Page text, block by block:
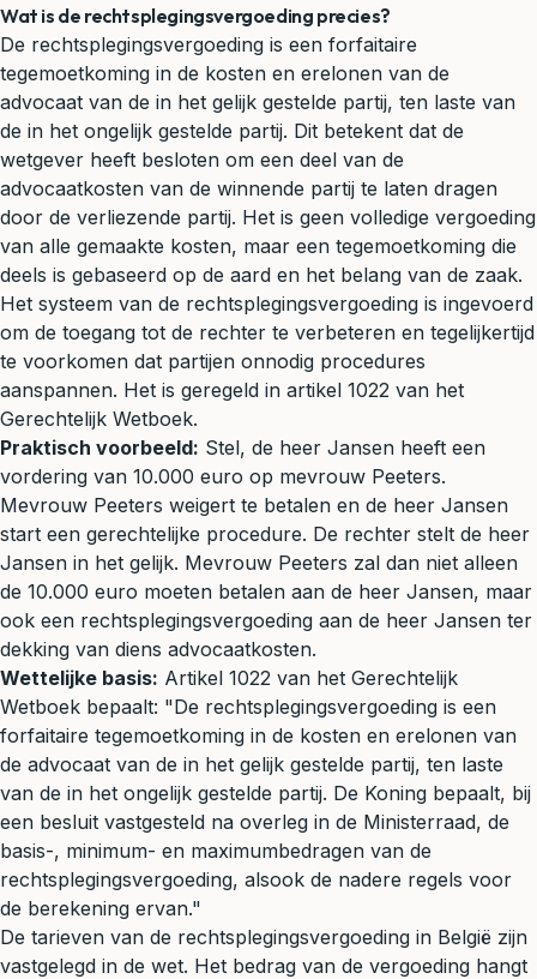
Wat is de rechtsplegingsvergoeding precies?
De rechtsplegingsvergoeding is een forfaitaire
tegemoetkoming in de kosten en erelonen van de
advocaat van de in het gelijk gestelde partij, ten laste van
de in het ongelijk gestelde partij. Dit betekent dat de
wetgever heeft besloten om een deel van de
advocaatkosten van de winnende partij te laten dragen
door de verliezende partij. Het is geen volledige vergoeding
van alle gemaakte kosten, maar een tegemoetkoming die
deels is gebaseerd op de aard en het belang van de zaak.
Het systeem van de rechtsplegingsvergoeding is ingevoerd
om de toegang tot de rechter te verbeteren en tegelijkertijd
te voorkomen dat partijen onnodig procedures
aanspannen. Het is geregeld in artikel 1022 van het
Gerechtelijk Wetboek.
Praktisch voorbeeld: Stel, de heer Jansen heeft een
vordering van 10.000 euro op mevrouw Peeters.
Mevrouw Peeters weigert te betalen en de heer Jansen
start een gerechtelijke procedure. De rechter stelt de heer
Jansen in het gelijk. Mevrouw Peeters zal dan niet alleen
de 10.000 euro moeten betalen aan de heer Jansen, maar
ook een rechtsplegingsvergoeding aan de heer Jansen ter
dekking van diens advocaatkosten.
Wettelijke basis: Artikel 1022 van het Gerechtelijk
Wetboek bepaalt: "De rechtsplegingsvergoeding is een
forfaitaire tegemoetkoming in de kosten en erelonen van
de advocaat van de in het gelijk gestelde partij, ten laste
van de in het ongelijk gestelde partij. De Koning bepaalt, bij
een besluit vastgesteld na overleg in de Ministerraad, de
basis-, minimum- en maximumbedragen van de
rechtsplegingsvergoeding, alsook de nadere regels voor
de berekening ervan."
De tarieven van de rechtsplegingsvergoeding in België zijn
vastgelegd in de wet. Het bedrag van de vergoeding hangt